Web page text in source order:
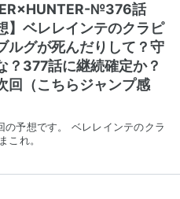
№376話
】ベレレインテのクラピ
ルグが死んだりして？守
？377話に継続確定か？
回（こちらジャンプ感
予想です。 ベレレインテのクラ
これ。